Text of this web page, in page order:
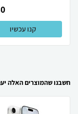
קנו עכשיו
חשבנו שהמוצרים האלה